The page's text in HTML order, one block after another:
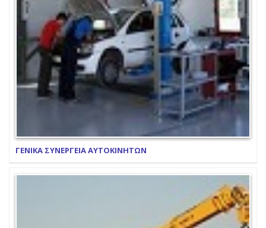
ΓΕΝΙΚΑ ΣΥΝΕΡΓΕΙΑ ΑΥΤΟΚΙΝΗΤΩΝ